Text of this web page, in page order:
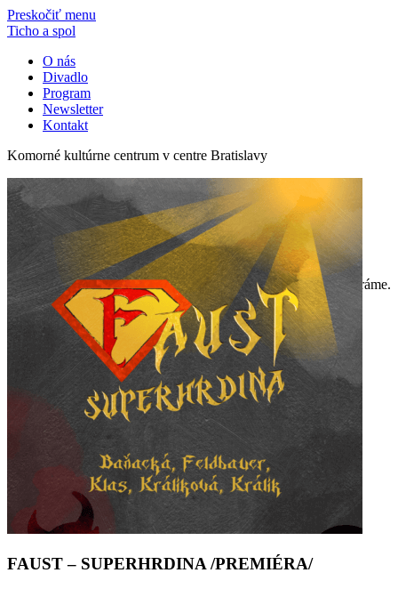
Preskočiť menu
Ticho a spol
O nás
Divadlo
Program
Newsletter
Kontakt
Komorné kultúrne centrum v centre Bratislavy
program
«July
V tomto mesiaci žiaľ nič nehráme.
FAUST – SUPERHRDINA /PREMIÉRA/